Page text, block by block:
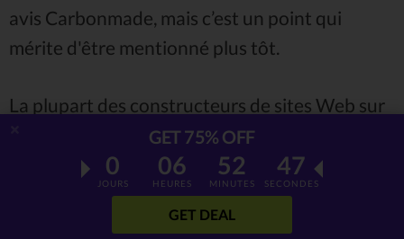
avis Carbonmade, mais c’est un point qui
mérite d'être mentionné plus tôt.
La plupart des constructeurs de sites Web sur
le marché proposentun essai dont vous
pouvez profiter
- c'est devenu un type de
norme de l'industrie. Ces essais sont en place
pour vous aider à décider si cet outil spécifique
GET 75% OFF
0
JOURS
06
HEURES
52
MINUTES
46
SECONDES
GET DEAL